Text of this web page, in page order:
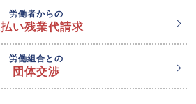
労働者からの
い残業代請求
労働組合との
団体交渉